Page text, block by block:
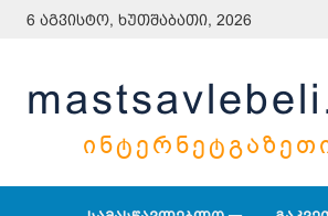
6 აგვისტო, ხუთშაბათი, 2026